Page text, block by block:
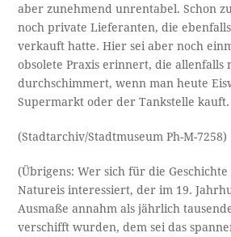
aber zunehmend unrentabel. Schon
noch private Lieferanten, die
verkauft hatte. Hier sei aber noch
obsolete Praxis erinnert, die allenfalls
durchschimmert, wenn man heute
Supermarkt oder der Tankstelle kauft.
(Stadtarchiv/Stadtmuseum Ph-M-7258)
(Übrigens: Wer sich für die
Natureis interessiert, der im 19.
Ausmaße annahm als jährlich
verschifft wurden, dem sei das